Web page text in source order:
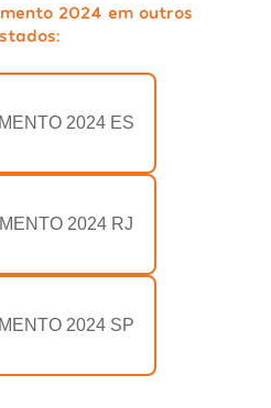
2024 em outros
2024 ES
2024 RJ
2024 SP